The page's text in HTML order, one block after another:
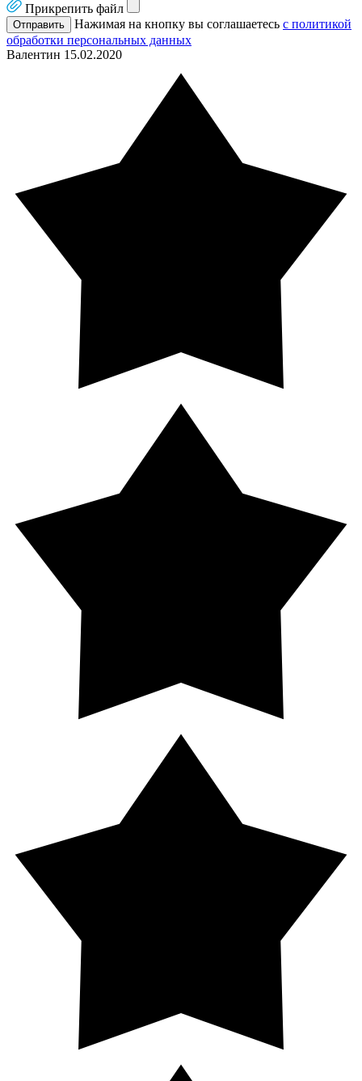
Прикрепить файл
Отправить Нажимая на кнопку вы соглашаетесь с политикой
обработки персональных данных
Валентин 15.02.2020